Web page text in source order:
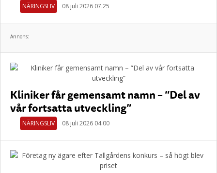
NÄRINGSLIV 08 juli 2026 07.25
Annons:
Kliniker får gemensamt namn – ”Del av
vår fortsatta utveckling”
NÄRINGSLIV 08 juli 2026 04.00